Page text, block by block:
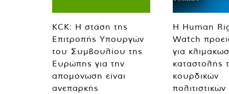
KCK: Η στάση της
Επιτροπής Υπουργών
του Συμβουλίου της
Ευρώπης για την
απομόνωση είναι
ανεπαρκής
Η Human
Watch
για
καταστολής
κουρδικών